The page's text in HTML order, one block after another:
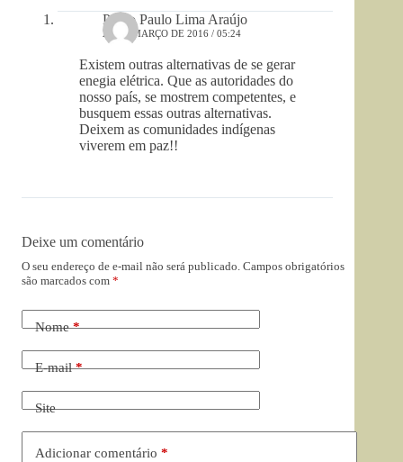
Pedro Paulo Lima Araújo
27 DE MARÇO DE 2016 / 05:24
Existem outras alternativas de se gerar
enegia elétrica. Que as autoridades do
nosso país, se mostrem competentes, e
busquem essas outras alternativas.
Deixem as comunidades indígenas
viverem em paz!!
Deixe um comentário
O seu endereço de e-mail não será publicado. Campos obrigatórios
são marcados com *
Nome*
E-mail*
Site
Adicionar comentário *